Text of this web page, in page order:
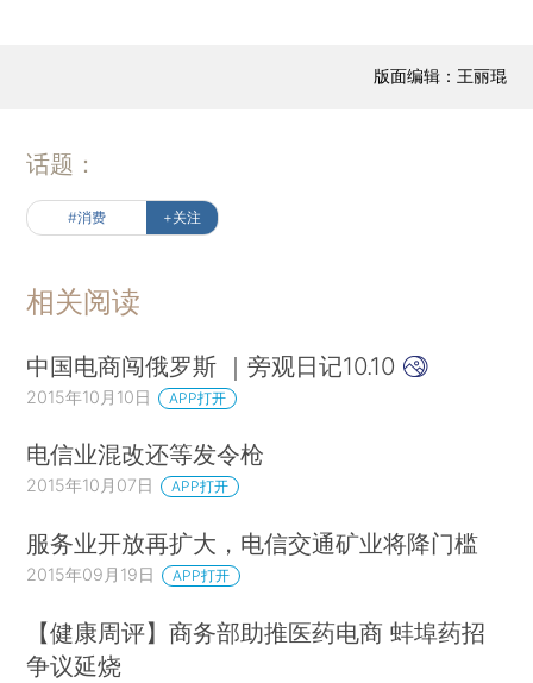
版面编辑：王丽琨
话题：
#消费 +关注
相关阅读
中国电商闯俄罗斯 ｜旁观日记10.10
2015年10月10日 APP打开
电信业混改还等发令枪
2015年10月07日 APP打开
服务业开放再扩大，电信交通矿业将降门槛
2015年09月19日 APP打开
【健康周评】商务部助推医药电商 蚌埠药招
争议延烧